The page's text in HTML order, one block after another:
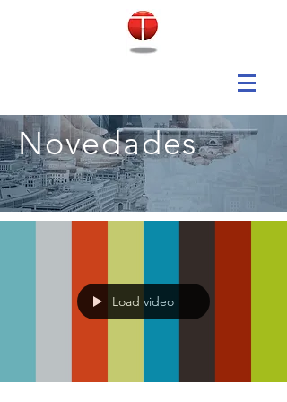
Novedades
Load video